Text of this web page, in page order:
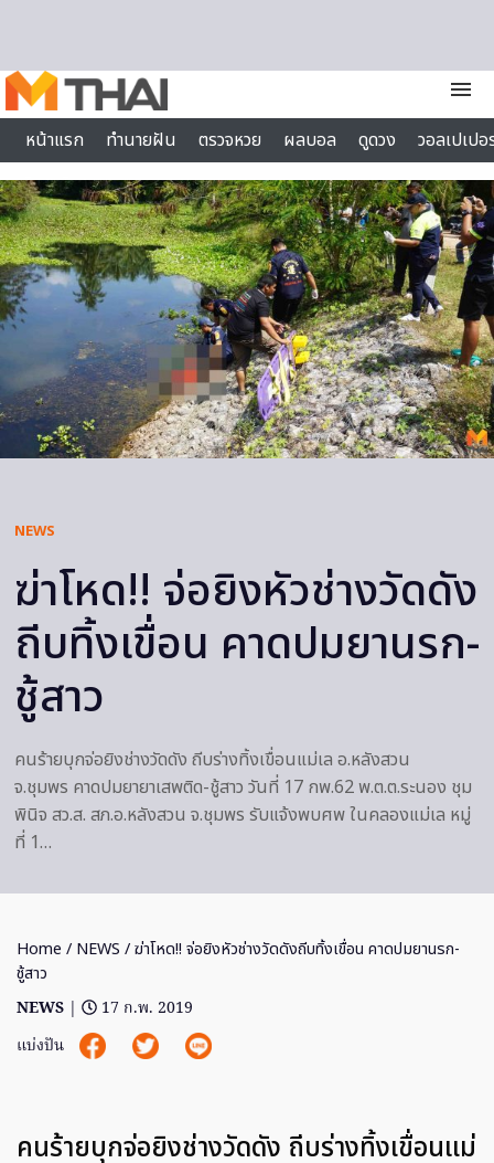
menu
หน้าแรก
ทำนายฝัน ตรวจหวย ผลบอล ดูดวง
วอลเปเป
ไลฟ์สไตล์
NEWS
ฆ่าโหด!! จ่อยิงหัวช่างวัดดัง
ถีบทิ้งเขื่อน คาดปมยานรก-
ชู้สาว
คนร้ายบุกจ่อยิงช่างวัดดัง ถีบร่างทิ้งเขื่อนแม่เล อ.หลังสวน
จ.ชุมพร คาดปมยายาเสพติด-ชู้สาว วันที่ 17 กพ.62 พ.ต.ต.ระนอง ชุม
พินิจ สว.ส. สภ.อ.หลังสวน จ.ชุมพร รับแจ้งพบศพ ในคลองแม่เล หมู่
ที่ 1…
Home / NEWS / ฆ่าโหด!! จ่อยิงหัวช่างวัดดังถีบทิ้งเขื่อน คาดปมยานรก-
ชู้สาว
NEWS |
17 ก.พ. 2019
แบ่งปัน
คนร้ายบุกจ่อยิงช่างวัดดัง ถีบร่างทิ้งเขื่อนแม่